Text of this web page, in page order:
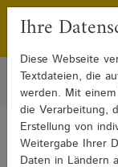
Sie sind hier:
Standorte
Berlin-
Geometrie und
Ihre
Diese Webseite
Textdateien, die
werden. Mit einem
die Verarbeitung,
Erstellung von
Weitergabe Ihrer
Daten in Ländern